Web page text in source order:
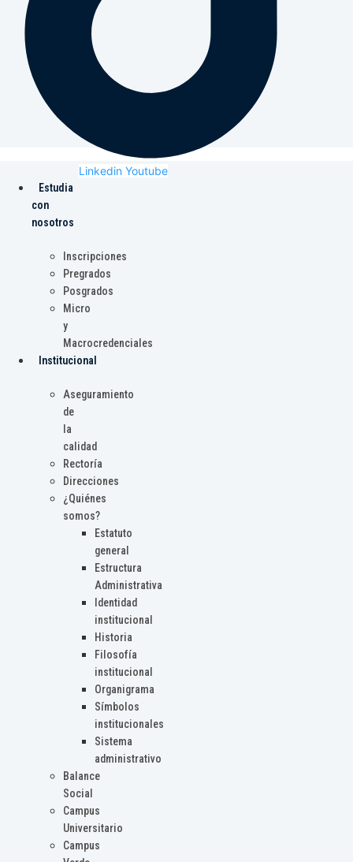
Linkedin Youtube
Estudia
con
nosotros
Inscripciones
Pregrados
Posgrados
Micro
y
Macrocredenciales
Institucional
Aseguramiento
de
la
calidad
Rectoría
Direcciones
¿Quiénes
somos?
Estatuto
general
Estructura
Administrativa
Identidad
institucional
Historia
Filosofía
institucional
Organigrama
Símbolos
institucionales
Sistema
administrativo
Balance
Social
Campus
Universitario
Campus